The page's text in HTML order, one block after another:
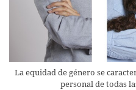
La equidad de género se
personal de todas